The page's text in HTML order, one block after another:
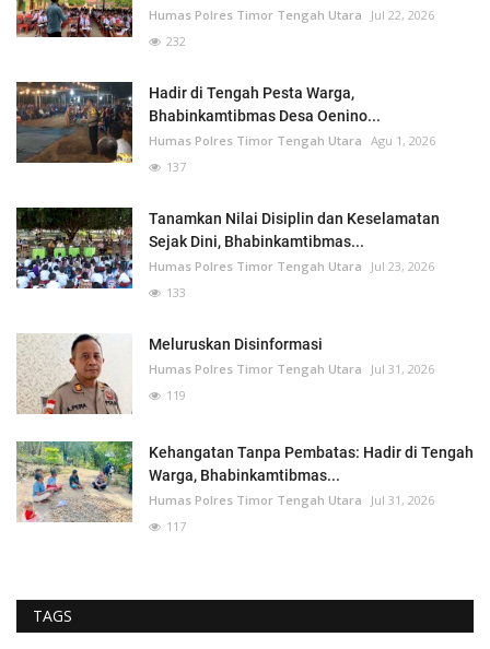
Humas Polres Timor Tengah Utara
Jul 22, 2026
232
Hadir di Tengah Pesta Warga,
Bhabinkamtibmas Desa Oenino...
Humas Polres Timor Tengah Utara Agu 1, 2026
137
Tanamkan Nilai Disiplin dan Keselamatan
Sejak Dini, Bhabinkamtibmas...
Humas Polres Timor Tengah Utara
Jul 23, 2026
133
Meluruskan Disinformasi
Humas Polres Timor Tengah Utara
Jul 31, 2026
119
Kehangatan Tanpa Pembatas: Hadir di Tengah
Warga, Bhabinkamtibmas...
Humas Polres Timor Tengah Utara
Jul 31, 2026
117
TAGS